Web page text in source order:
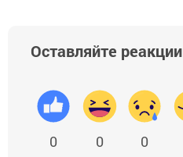
Оставляйте реакции
0 0 0